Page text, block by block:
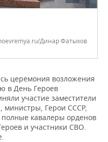
Динар Фатыхов
церемония возложения
в День Героев
участие заместители
министры, Герои СССР,
полные кавалеры орденов
и участники СВО.